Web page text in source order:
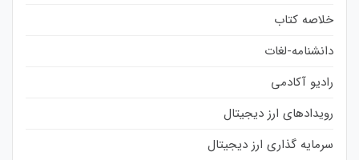
خلاصه کتاب
دانشنامه-لغات
رادیو آکادمی
رویدادهای ارز دیجیتال
سرمایه گذاری ارز دیجیتال